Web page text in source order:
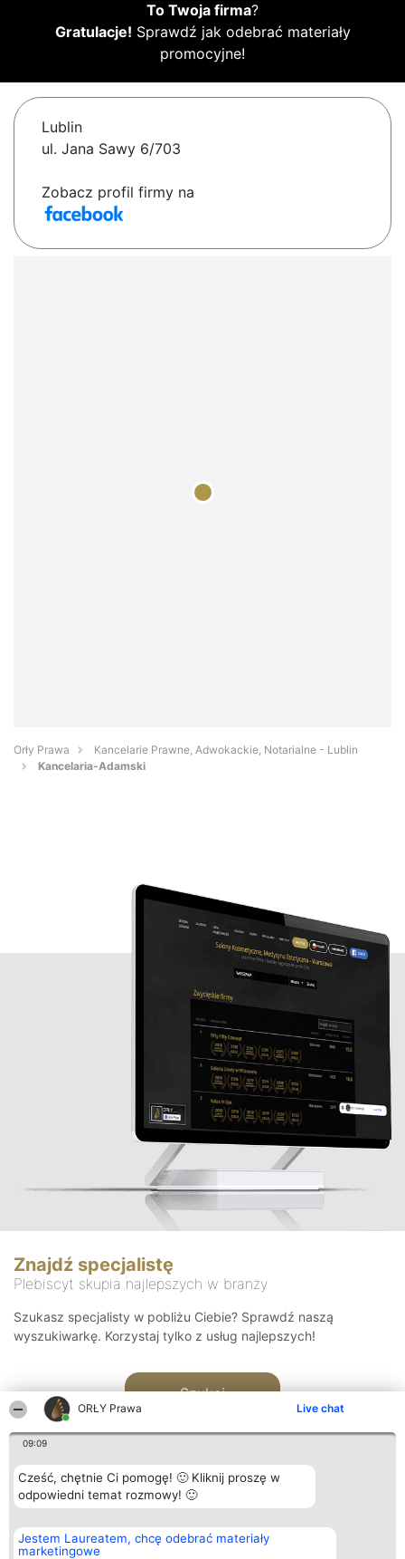
ORŁY Prawa Live chat
09:09
Cześć, chętnie Ci pomogę! 🙂 Kliknij proszę w
odpowiedni temat rozmowy! 🙂
Jestem Laureatem, chcę odebrać materiały
marketingowe
To Twoja firma?
Gratulacje! Sprawdź jak odebrać materiały
promocyjne!
Lublin
ul. Jana Sawy 6/703
Zobacz profil firmy na
Orły Prawa
Kancelarie Prawne, Adwokackie, Notarialne - Lublin
Kancelaria-Adamski
Znajdź specjalistę
Plebiscyt skupia najlepszych w branży
Szukasz specjalisty w pobliżu Ciebie? Sprawdź naszą
wyszukiwarkę. Korzystaj tylko z usług najlepszych!
Szukaj
Organizator plebiscytu
Bright Side Solutions sp. z o.
o. sp. k.
Plebiscyt
Laureaci
Kontakt
Kontakt